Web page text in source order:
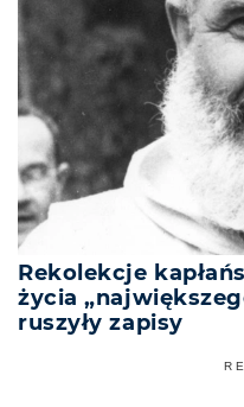
Rekolekcje
życia
ruszyły zapisy